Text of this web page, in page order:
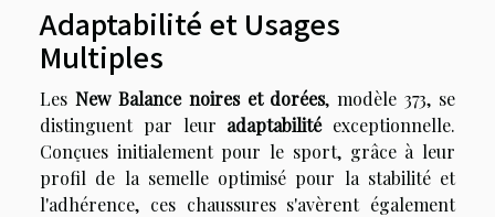
Adaptabilité et Usages
Multiples
Les New Balance noires et dorées, modèle 373, se
distinguent par leur adaptabilitéexceptionnelle.
Conçues initialement pour le sport, grâce à leur
profil de la semelle optimisé pour la stabilité et
l'adhérence, ces chaussures s'avèrent également